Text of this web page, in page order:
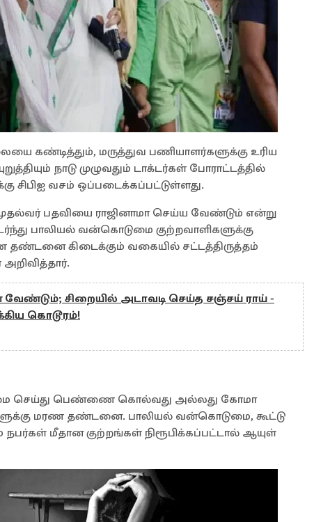
கண்டித்தும், மருத்துவ பணியாளர்களுக்கு உரிய
நாடு முழுவதும் டாக்டர்கள் போராட்டத்தில்
சிபிஐ வசம் ஒப்படைக்கப்பட்டுள்ளது.
பதவியை ராஜினாமா செய்ய வேண்டும் என்று
பாலியல் வன்கொடுமை குற்றவாளிகளுக்கு
கிடைக்கும் வகையில் சட்டத்திருத்தம்
வேண்டும்; சிறையில் அடாவடி செய்த சஞ்சய் ராய் -
கொடூரம்!
செய்து பெண்ணை கொல்வது அல்லது கோமா
மரண தண்டனை. பாலியல் வன்கொடுமை, கூட்டு
மீதான குற்றங்கள் நிரூபிக்கப்பட்டால் ஆயுள்